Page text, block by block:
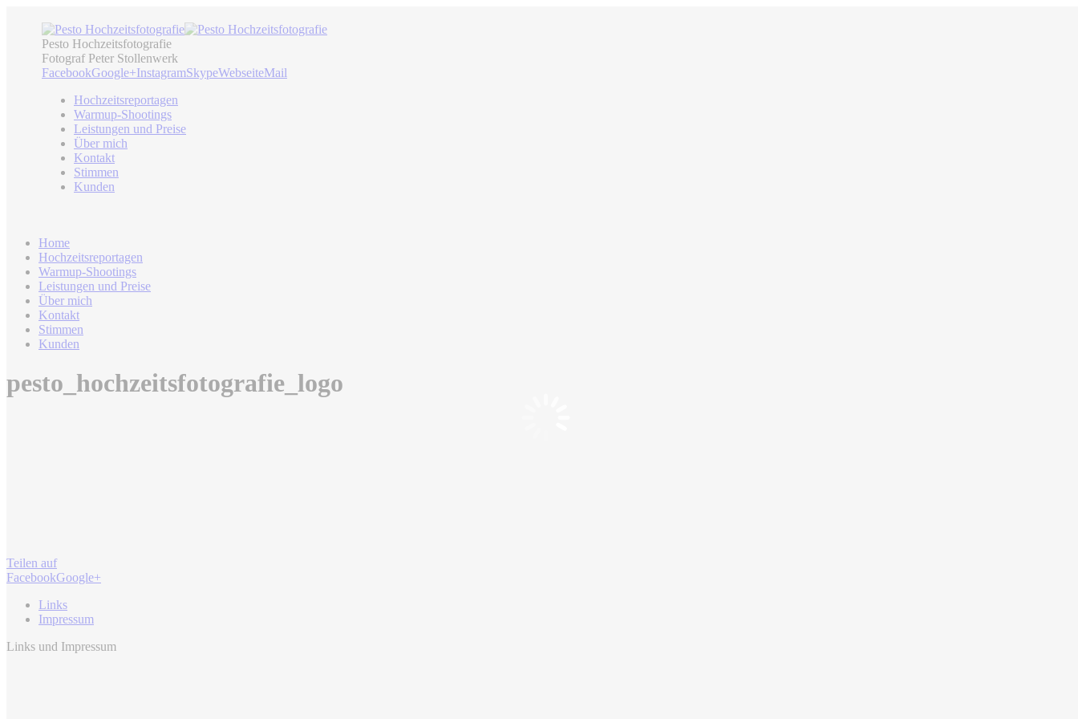
Pesto Hochzeitsfotografie
Fotograf Peter Stollenwerk
FacebookGoogle+InstagramSkypeWebseiteMail
Hochzeitsreportagen
Warmup-Shootings
Leistungen und Preise
Über mich
Kontakt
Stimmen
Kunden
Home
Hochzeitsreportagen
Warmup-Shootings
Leistungen und Preise
Über mich
Kontakt
Stimmen
Kunden
pesto_hochzeitsfotografie_logo
Teilen auf
FacebookGoogle+
Links
Impressum
Links und Impressum